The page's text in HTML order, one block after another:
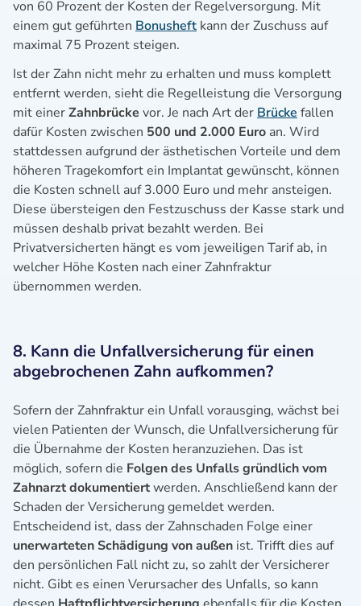
von 60 Prozent der Kosten der Regelversorgung. Mit
einem gut geführten Bonusheft kann der Zuschuss auf
maximal 75 Prozent steigen.
Ist der Zahn nicht mehr zu erhalten und muss komplett
entfernt werden, sieht die Regelleistung die Versorgung
mit einerZahnbrücke vor. Je nach Art der Brücke fallen
dafür Kosten zwischen 500 und 2.000 Euro an. Wird
stattdessen aufgrund der ästhetischen Vorteile und dem
höheren Tragekomfort ein Implantat gewünscht, können
die Kosten schnell auf 3.000 Euro und mehr ansteigen.
Diese übersteigen den Festzuschuss der Kasse stark und
müssen deshalb privat bezahlt werden. Bei
Privatversicherten hängt es vom jeweiligen Tarif ab, in
welcher Höhe Kosten nach einer Zahnfraktur
übernommen werden.
8. Kann die Unfallversicherung für einen
abgebrochenen Zahn aufkommen?
Sofern der Zahnfraktur ein Unfall vorausging, wächst bei
vielen Patienten der Wunsch, die Unfallversicherung für
die Übernahme der Kosten heranzuziehen. Das ist
möglich, sofern die Folgen des Unfalls gründlich vom
Zahnarzt dokumentiertwerden. Anschließend kann der
Schaden der Versicherung gemeldet werden.
Entscheidend ist, dass der Zahnschaden Folge einer
unerwarteten Schädigung von außen ist. Trifft dies auf
den persönlichen Fall nicht zu, so zahlt der Versicherer
nicht. Gibt es einen Verursacher des Unfalls, so kann